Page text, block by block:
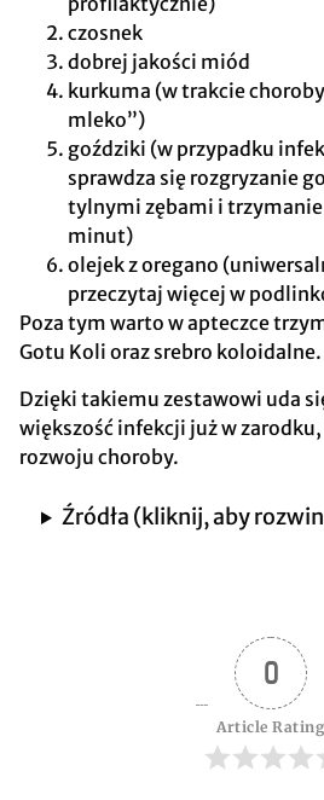
czosnek
dobrej jakości miód
kurkuma (w trakcie
mleko”)
goździki (w przypadku
sprawdza się rozgryzanie
tylnymi zębami i
minut)
olejek z oregano
przeczytaj więcej w
Poza tym warto w apteczce
Gotu Koli oraz srebro koloidalne.
Dzięki takiemu zestawowi uda
większość infekcji już w
rozwoju choroby.
Źródła (kliknij, aby
0
Article Rating